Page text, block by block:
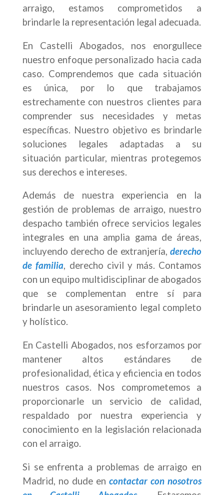
arraigo, estamos comprometidos a
brindarle la representación legal adecuada.
En Castelli Abogados, nos enorgullece
nuestro enfoque personalizado hacia cada
caso. Comprendemos que cada situación
es única, por lo que trabajamos
estrechamente con nuestros clientes para
comprender sus necesidades y metas
específicas. Nuestro objetivo es brindarle
soluciones legales adaptadas a su
situación particular, mientras protegemos
sus derechos e intereses.
Además de nuestra experiencia en la
gestión de problemas de arraigo, nuestro
despacho también ofrece servicios legales
integrales en una amplia gama de áreas,
incluyendo derecho de extranjería,derecho
de familia, derecho civil y más. Contamos
con un equipo multidisciplinar de abogados
que se complementan entre sí para
brindarle un asesoramiento legal completo
y holístico.
En Castelli Abogados, nos esforzamos por
mantener altos estándares de
profesionalidad, ética y eficiencia en todos
nuestros casos. Nos comprometemos a
proporcionarle un servicio de calidad,
respaldado por nuestra experiencia y
conocimiento en la legislación relacionada
con el arraigo.
Si se enfrenta a problemas de arraigo en
Madrid, no dude encontactar con nosotros